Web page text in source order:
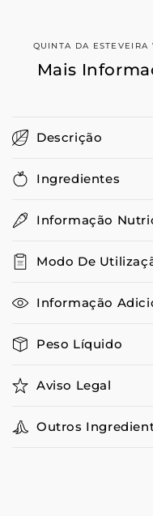
2011
750ML
2011
QUINTA DA
Mais
Descrição
Ingredientes
Informação
Modo De
Informação
Peso Líquido
Aviso Legal
Outros